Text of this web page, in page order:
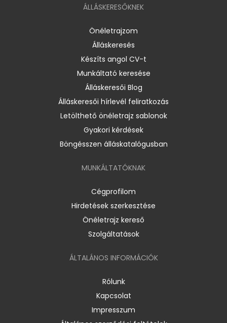
ÁLLÁSKERESŐKNEK
Önéletrajzom
Álláskeresés
Készíts angol CV-t
Munkáltató keresése
Álláskeresői Blog
Álláskeresői hírlevél feliratkozás
Letölthető önéletrajz sablonok
Gyakori kérdések
Böngésszen álláskatalógusban
MUNKÁLTATÓKNAK
Cégprofilom
Hirdetések szerkesztése
Önéletrajz kereső
Szolgáltatások
ÁLTALÁNOS INFORMÁCIÓK
Rólunk
Kapcsolat
Impresszum